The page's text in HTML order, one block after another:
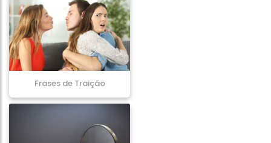
Frases de Traição